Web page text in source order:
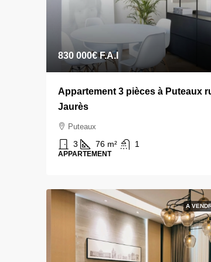
830 000€F.A.I
Appartement 3 pièces à Puteaux
Jaurès
Puteaux
3 76 m² 1
APPARTEMENT
A